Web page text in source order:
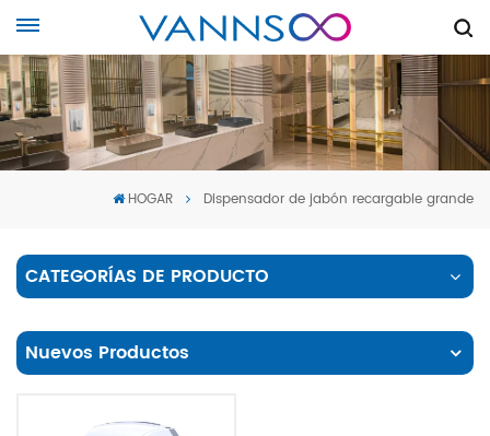
HOGAR Dispensador de jabón recargable grande
CATEGORÍAS DE PRODUCTO
Nuevos Productos